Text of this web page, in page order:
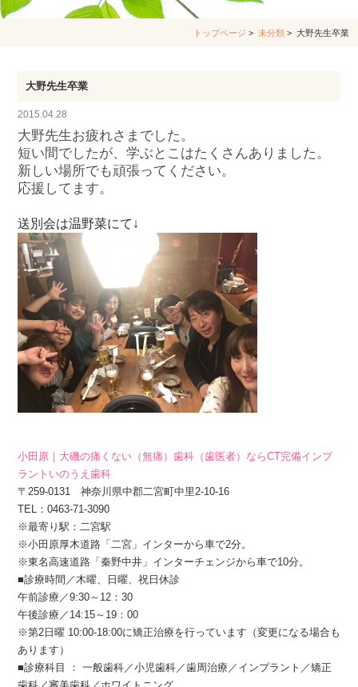
トップページ > 未分類> 大野先生卒業
大野先生卒業
2015.04.28
大野先生お疲れさまでした。
短い間でしたが、学ぶとこはたくさんありました。
新しい場所でも頑張ってください。
応援してます。
送別会は温野菜にて↓
小田原｜大磯の痛くない（無痛）歯科（歯医者）ならCT完備インプ
ラントいのうえ歯科
〒259-0131 神奈川県中郡二宮町中里2-10-16
TEL：0463-71-3090
※最寄り駅：二宮駅
※小田原厚木道路「二宮」インターから車で2分。
※東名高速道路「秦野中井」インターチェンジから車で10分。
■診療時間／木曜、日曜、祝日休診
午前診療／9:30～12：30
午後診療／14:15～19：00
※第2日曜 10:00-18:00に矯正治療を行っています（変更になる場合も
あります）
■診療科目 ： 一般歯科／小児歯科／歯周治療／インプラント／矯正